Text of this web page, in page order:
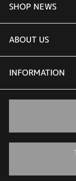
婚約指輪
結婚指輪
セットリング
婚約ネックレス
金・プラチナのお取
SHOP NEWS
TAKEUCHI BRIDAL
商品一覧
ブランドリスト
金澤指輪工房｜手作
金澤指輪工房｜手作
ABOUT US
会社概要
お客様の声
INFORMATION
プライバシーポリシ